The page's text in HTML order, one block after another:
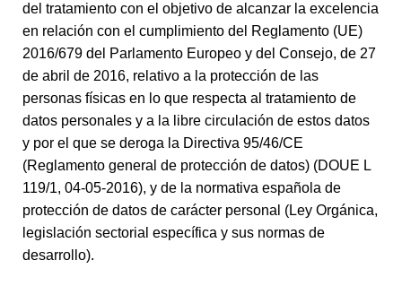
del tratamiento con el objetivo de alcanzar la excelencia
en relación con el cumplimiento del Reglamento (UE)
2016/679 del Parlamento Europeo y del Consejo, de 27
de abril de 2016, relativo a la protección de las
personas físicas en lo que respecta al tratamiento de
datos personales y a la libre circulación de estos datos
y por el que se deroga la Directiva 95/46/CE
(Reglamento general de protección de datos) (DOUE L
119/1, 04-05-2016), y de la normativa española de
protección de datos de carácter personal (Ley Orgánica,
legislación sectorial específica y sus normas de
desarrollo).